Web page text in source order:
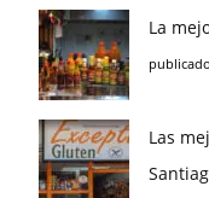
La
Las